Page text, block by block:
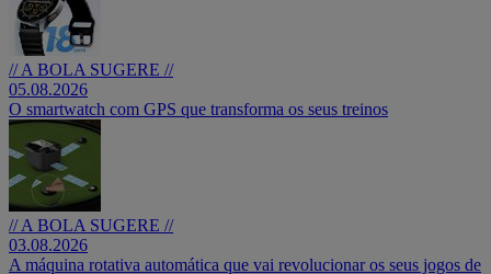
// A BOLA SUGERE //
05.08.2026
O smartwatch com GPS que transforma os seus treinos
// A BOLA SUGERE //
03.08.2026
A máquina rotativa automática que vai revolucionar os seus jogos de